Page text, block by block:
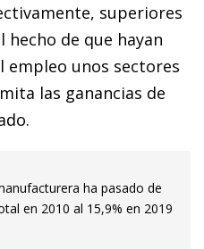
superiores
hecho de que hayan
empleo unos sectores
las ganancias de
ha pasado de
en 2010 al 15,9% en 2019